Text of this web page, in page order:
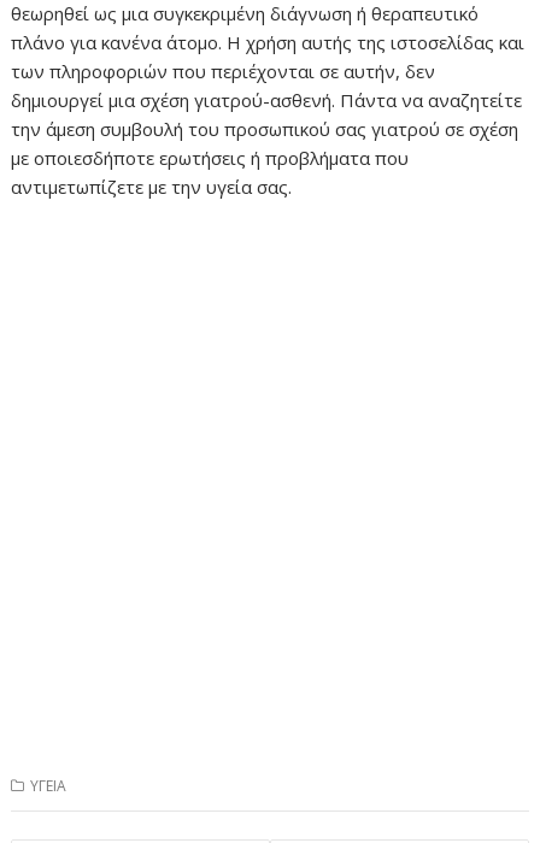
θεωρηθεί ως μια συγκεκριμένη διάγνωση ή θεραπευτικό
πλάνο για κανένα άτομο. Η χρήση αυτής της ιστοσελίδας και
των πληροφοριών που περιέχονται σε αυτήν, δεν
δημιουργεί μια σχέση γιατρού-ασθενή. Πάντα να αναζητείτε
την άμεση συμβουλή του προσωπικού σας γιατρού σε σχέση
με οποιεσδήποτε ερωτήσεις ή προβλήματα που
αντιμετωπίζετε με την υγεία σας.
ΥΓΕΙΑ